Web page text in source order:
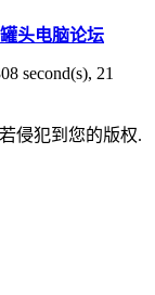
头电脑论坛
second(s), 21
侵犯到您的版权.